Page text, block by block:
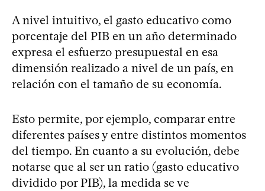
A nivel intuitivo, el gasto educativo como
porcentaje del PIB en un año determinado
expresa el esfuerzo presupuestal en esa
dimensión realizado a nivel de un país, en
relación con el tamaño de su economía.
Esto permite, por ejemplo, comparar entre
diferentes países y entre distintos momentos
del tiempo. En cuanto a su evolución, debe
notarse que al ser un ratio (gasto educativo
dividido por PIB), la medida se ve